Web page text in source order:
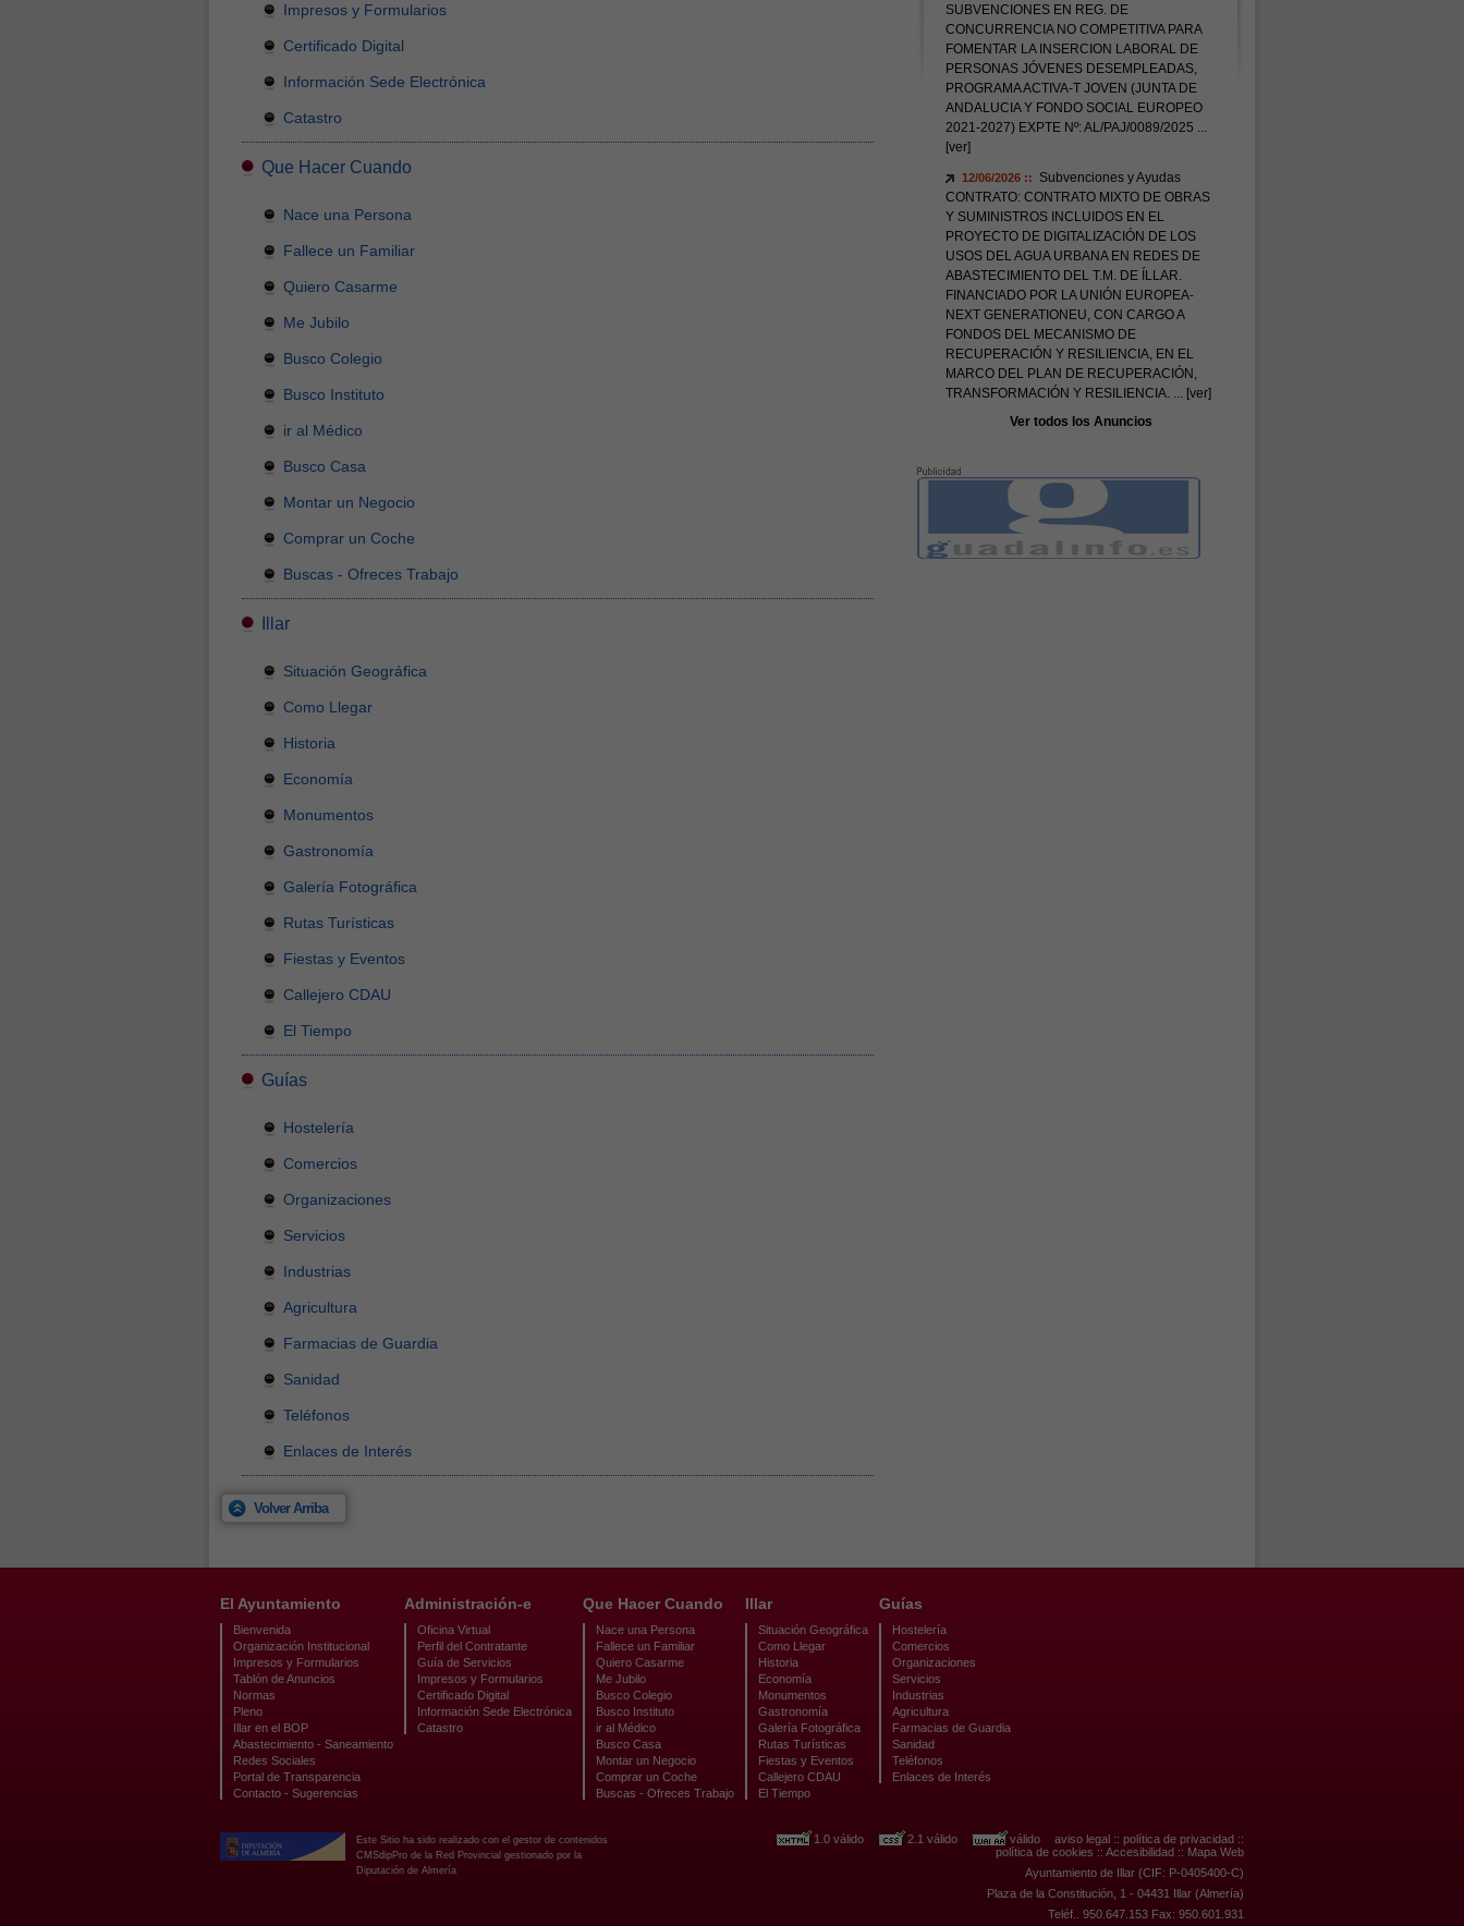
SUBVENCIONES EN REG. DE
CONCURRENCIA NO COMPETITIVA PARA
FOMENTAR LA INSERCION LABORAL DE
PERSONAS JÓVENES DESEMPLEADAS,
PROGRAMA ACTIVA-T JOVEN (JUNTA DE
ANDALUCIA Y FONDO SOCIAL EUROPEO
2021-2027) EXPTE Nº: AL/PAJ/0089/2025
[ver]
12/06/2026 ::
Subvenciones y Ayudas
CONTRATO: CONTRATO MIXTO DE OBRAS
Y SUMINISTROS INCLUIDOS EN EL
PROYECTO DE DIGITALIZACIÓN DE LOS
USOS DEL AGUA URBANA EN REDES DE
ABASTECIMIENTO DEL T.M. DE ÍLLAR.
FINANCIADO POR LA UNIÓN EUROPEA-
NEXT GENERATIONEU, CON CARGO A
FONDOS DEL MECANISMO DE
RECUPERACIÓN Y RESILIENCIA, EN EL
MARCO DEL PLAN DE RECUPERACIÓN,
TRANSFORMACIÓN Y RESILIENCIA.
... [ver]
Ver todos los Anuncios
Impresos y Formularios
Certificado Digital
Información Sede Electrónica
Catastro
Que Hacer Cuando
Nace una Persona
Fallece un Familiar
Quiero Casarme
Me Jubilo
Busco Colegio
Busco Instituto
ir al Médico
Busco Casa
Montar un Negocio
Comprar un Coche
Buscas - Ofreces Trabajo
Illar
Situación Geográfica
Como Llegar
Historia
Economía
Monumentos
Gastronomía
Galería Fotográfica
Rutas Turísticas
Fiestas y Eventos
Callejero CDAU
El Tiempo
Guías
Hostelería
Comercios
Organizaciones
Servicios
Industrias
Agricultura
Farmacias de Guardia
Sanidad
Teléfonos
Enlaces de Interés
Volver Arriba
El Ayuntamiento
Bienvenida
Organización Institucional
Impresos y Formularios
Tablón de Anuncios
Normas
Pleno
Illar en el BOP
Abastecimiento - Saneamiento
Redes Sociales
Portal de Transparencia
Contacto - Sugerencias
Administración-e
Oficina Virtual
Perfil del Contratante
Guía de Servicios
Impresos y Formularios
Certificado Digital
Información Sede Electrónica
Catastro
Que Hacer Cuando
Nace una Persona
Fallece un Familiar
Quiero Casarme
Me Jubilo
Busco Colegio
Busco Instituto
ir al Médico
Busco Casa
Montar un Negocio
Comprar un Coche
Buscas - Ofreces Trabajo
Illar
Situación Geográfica
Como Llegar
Historia
Economía
Monumentos
Gastronomía
Galería Fotográfica
Rutas Turísticas
Fiestas y Eventos
Callejero CDAU
El Tiempo
Guías
Hostelería
Comercios
Organizaciones
Servicios
Industrias
Agricultura
Farmacias de Guardia
Sanidad
Teléfonos
Enlaces de Interés
1.0 válido 2.1 válido válido aviso legal :: política de privacidad ::
política de cookies :: Accesibilidad :: Mapa Web
Ayuntamiento de Illar (CIF: P-0405400-C)
Plaza de la Constitución, 1 - 04431 Illar (Almería)
Teléf.. 950.647.153 Fax: 950.601.931
Este Sitio ha sido realizado con el gestor de contenidos
CMSdipPro de la Red Provincial gestionado por la
Diputación de Almería